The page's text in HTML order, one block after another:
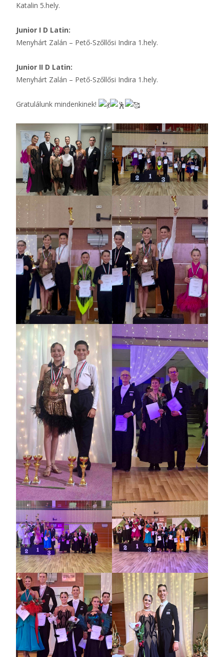
Katalin 5.hely.
Junior I D Latin:
Menyhárt Zalán – Pető-Szőllősi Indira 1.hely.
Junior II D Latin:
Menyhárt Zalán – Pető-Szőllősi Indira 1.hely.
Gratulálunk mindenkinek!